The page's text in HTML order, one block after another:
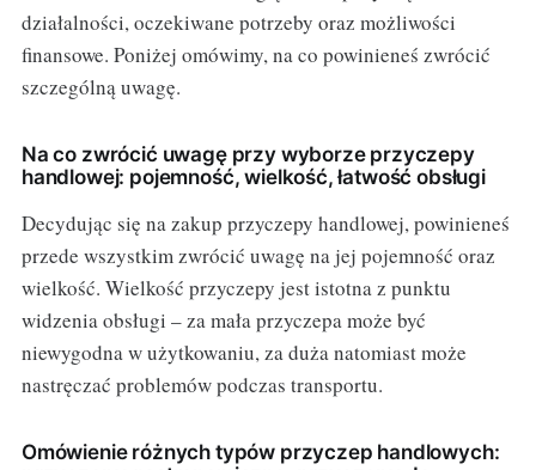
działalności, oczekiwane potrzeby oraz możliwości
finansowe. Poniżej omówimy, na co powinieneś zwrócić
szczególną uwagę.
Na co zwrócić uwagę przy wyborze przyczepy
handlowej: pojemność, wielkość, łatwość obsługi
Decydując się na zakup przyczepy handlowej, powinieneś
przede wszystkim zwrócić uwagę na jej pojemność oraz
wielkość. Wielkość przyczepy jest istotna z punktu
widzenia obsługi – za mała przyczepa może być
niewygodna w użytkowaniu, za duża natomiast może
nastręczać problemów podczas transportu.
Omówienie różnych typów przyczep handlowych: